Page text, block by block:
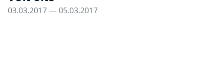
03.03.2017 — 05.03.2017